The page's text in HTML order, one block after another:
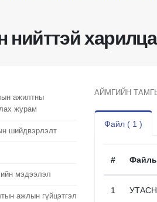
нийттэй
ажилтны
журам
шийдвэрлэлт
мэдээлэл
ажлын гүйцэтгэл
АЙМГИЙН
Файл ( 1 )
#
1